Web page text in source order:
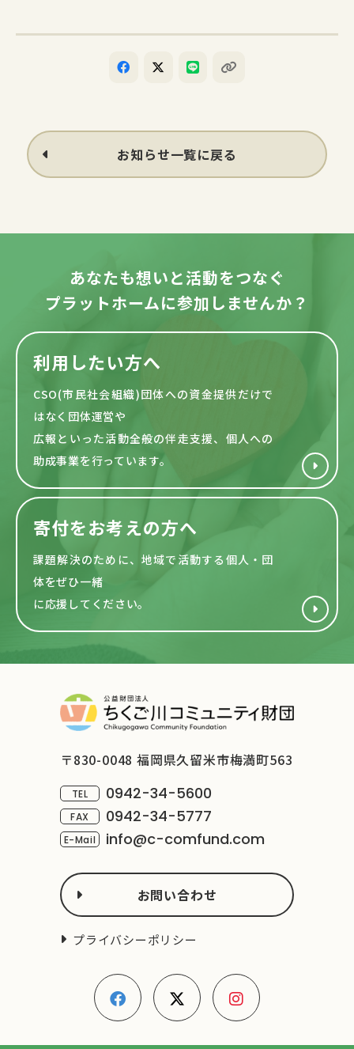
お知らせ一覧に戻る
あなたも想いと活動をつなぐ
プラットホームに参加しませんか？
利用したい方へ
CSO(市民社会組織)団体への資金提供だけで
はなく団体運営や
広報といった活動全般の伴走支援、個人への
助成事業を行っています。
寄付をお考えの方へ
課題解決のために、地域で活動する 個人・団
体をぜひ一緒
に応援してください。
〒830-0048 福岡県久留米市梅満町563
TEL 0942-34-5600
FAX 0942-34-5777
E-Mail info@c-comfund.com
お問い合わせ
プライバシーポリシー